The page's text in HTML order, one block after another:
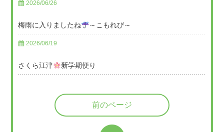
2026/06/26
梅雨に入りましたね ～こもれび～
2026/06/19
さくら江津 新学期便り
前のページ